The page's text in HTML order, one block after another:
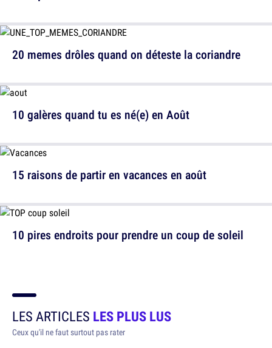
20 memes drôles quand on déteste la coriandre
15 raisons de partir en vacances en août
10 galères quand tu es né(e) en Août
10 pires endroits pour prendre un coup de soleil
LES ARTICLES LES PLUS LUS
Ceux qu'il ne faut surtout pas rater